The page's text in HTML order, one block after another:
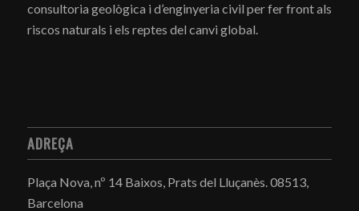
consultoria geològica i d’enginyeria civil per fer front als
riscos naturals i els reptes del canvi global.
ADREÇA
Plaça Nova, nº 14 Baixos, Prats del Lluçanès.08513,
Barcelona